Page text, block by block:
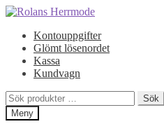
Hoppa
navigering
Hoppa
innehållKontouppgifter
Glömt lösenordet
Kassa
Kundvagn
Sök
efter:
Sök
Meny